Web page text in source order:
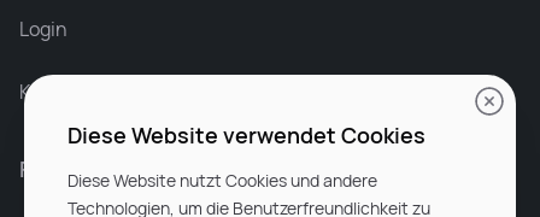
Login
Karriere bei Rocken
Für Unternehmen
Diese Website verwendet Cookies
Diese Website nutzt Cookies und andere
Technologien, um die Benutzerfreundlichkeit zu